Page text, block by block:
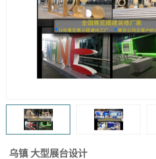
乌镇 大型展台设计